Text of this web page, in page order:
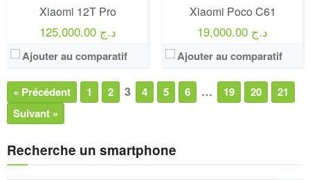
Xiaomi 12T Pro
125,000.00 د.ج
Ajouter au comparatif
Xiaomi Poco C61
19,000.00 د.ج
Ajouter au comparatif
« Précédent 1 2 3 4 5 6 … 19 20
21
Suivant »
Recherche un smartphone